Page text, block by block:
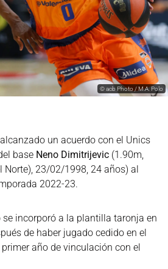
©acb Photo / M.A. Polo
un acuerdo con el Unics
base Neno Dimitrijevic (1.90m,
Norte), 23/02/1998, 24 años) al
2022-23.
se incorporó a la plantilla taronja en
de haber jugado cedido en el
año de vinculación con el